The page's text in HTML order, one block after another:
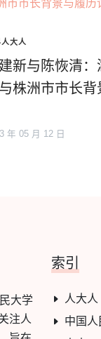
大人
新与陈恢清：
株洲市市长背
年 05 月 12 日
大学
注人
索引
人大人
中国